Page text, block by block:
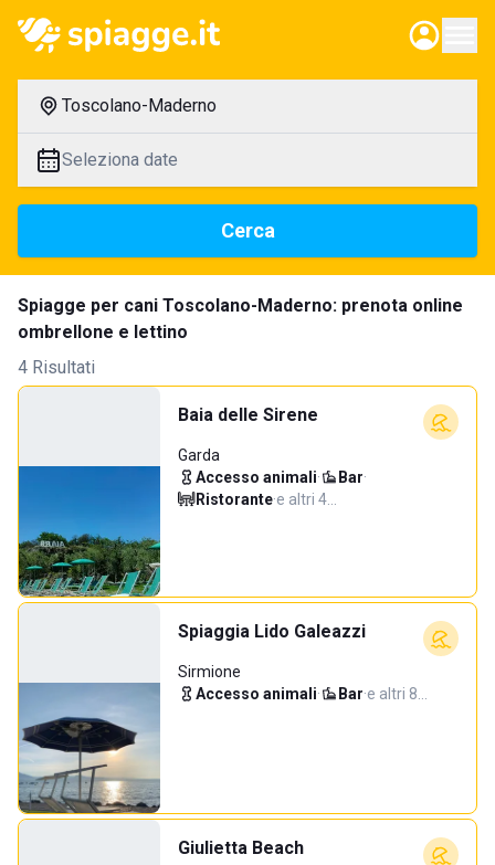
Toscolano-Maderno
Seleziona date
Cerca
Spiagge per cani Toscolano-Maderno: prenota online
ombrellone e lettino
4 Risultati
Baia delle Sirene
Garda
Accesso animali· Bar·
Ristorante·e altri 4…
Spiaggia Lido Galeazzi
Sirmione
Accesso animali· Bar·e altri 8…
Giulietta Beach